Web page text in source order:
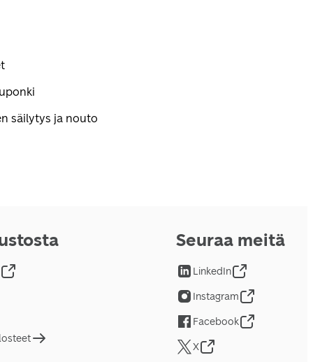
säilytys ja nouto
Seuraa meitä
LinkedIn
Instagram
Facebook
X